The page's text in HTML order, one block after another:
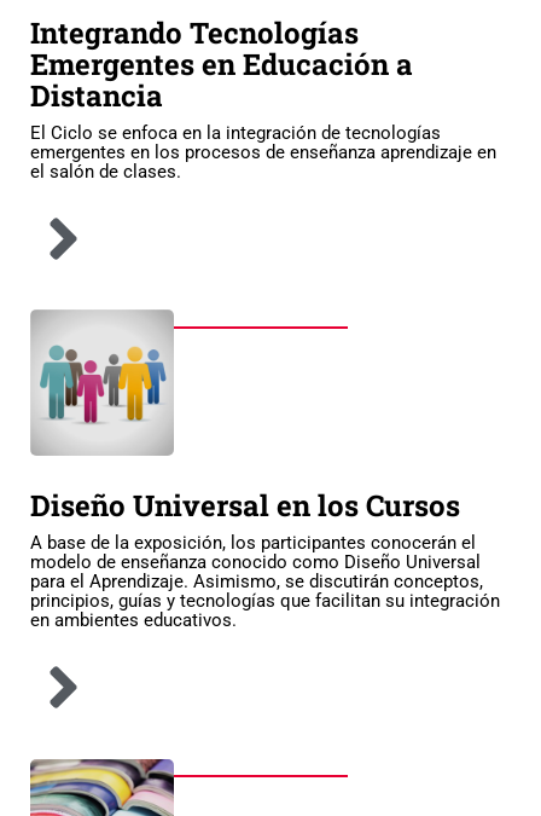
Integrando Tecnologías
Emergentes en Educación a
Distancia
El Ciclo se enfoca en la integración de tecnologías
emergentes en los procesos de enseñanza aprendizaje en
el salón de clases.
Diseño Universal en los Cursos
A base de la exposición, los participantes conocerán el
modelo de enseñanza conocido como Diseño Universal
para el Aprendizaje. Asimismo, se discutirán conceptos,
principios, guías y tecnologías que facilitan su integración
en ambientes educativos.